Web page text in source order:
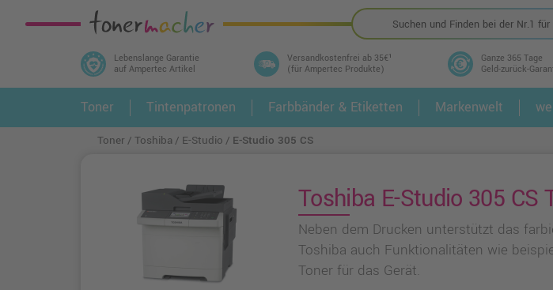
Lebenslange Garantie
auf Ampertec Artikel
Versandkostenfrei ab 35€¹
(für Ampertec Produkte)
Ganze 365 Tage
Geld-zurück-
In 3 einfachen Schritten ihr Druckermodell
und alle dazu passenden Artikel finden ➤ 1. 2.
Toner Tintenpatronen Farbbänder & Etiketten Markenwelt
Toner Toshiba E-Studio E-Studio 305 CS
Toshiba E-Studio 305
Neben dem Drucken unterstützt das
Toshiba auch Funktionalitäten wie
Toner für das Gerät.